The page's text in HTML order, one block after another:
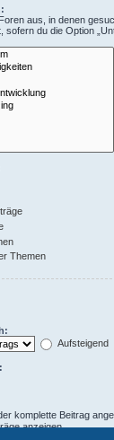
aus, in denen
sofern du die Option
Themen
Aufsteigend
komplette Beitrag
anzeigen